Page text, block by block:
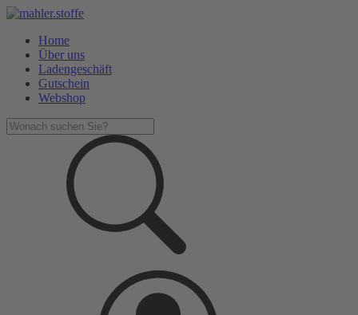
Home
Über uns
Ladengeschäft
Gutschein
Webshop